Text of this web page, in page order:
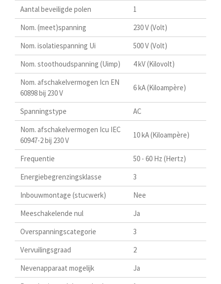
Aantal beveiligde polen
1
Nom. (meet)spanning
230 V (Volt)
Nom. isolatiespanning Ui
500 V (Volt)
Nom. stoothoudspanning (Uimp)
4 kV (Kilovolt)
Nom. afschakelvermogen Icn EN
60898 bij 230 V
6 kA (Kiloampère)
Spanningstype
AC
Nom. afschakelvermogen Icu IEC
60947-2 bij 230 V
10 kA (Kiloampère)
Frequentie
50 - 60 Hz (Hertz)
Energiebegrenzingsklasse
3
Inbouwmontage (stucwerk)
Nee
Meeschakelende nul
Ja
Overspanningscategorie
3
Vervuilingsgraad
2
Nevenapparaat mogelijk
Ja